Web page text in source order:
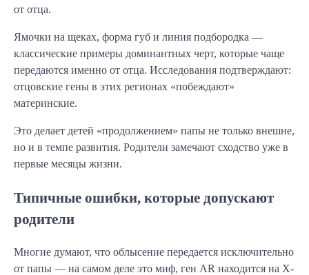
от отца.
Ямочки на щеках, форма губ и линия подбородка —
классические примеры доминантных черт, которые чаще
передаются именно от отца. Исследования подтверждают:
отцовские гены в этих регионах «побеждают»
материнские.
Это делает детей «продолжением» папы не только внешне,
но и в темпе развития. Родители замечают сходство уже в
первые месяцы жизни.
Типичные ошибки, которые допускают
родители
Многие думают, что облысение передается исключительно
от папы — на самом деле это миф, ген AR находится на X-